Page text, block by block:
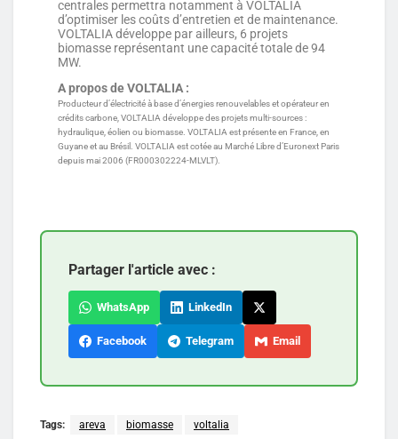
centrales permettra notamment à VOLTALIA
d’optimiser les coûts d’entretien et de maintenance.
VOLTALIA développe par ailleurs, 6 projets
biomasse représentant une capacité totale de 94
MW.
A propos de VOLTALIA :
Producteur d’électricité à base d’énergies renouvelables et opérateur en
crédits carbone, VOLTALIA développe des projets multi-sources :
hydraulique, éolien ou biomasse. VOLTALIA est présente en France, en
Guyane et au Brésil. VOLTALIA est cotée au Marché Libre d’Euronext Paris
depuis mai 2006 (FR000302224-MLVLT).
Partager l'article avec :
WhatsApp LinkedIn
Facebook Telegram Email
Tags: areva biomasse voltalia